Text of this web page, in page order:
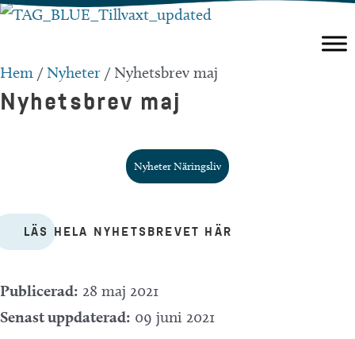
Hoppa
innehåll
Hem / Nyheter / Nyhetsbrev maj
Nyhetsbrev maj
Nyheter Näringsliv
LÄS HELA NYHETSBREVET HÄR
Publicerad: 28 maj 2021
Senast uppdaterad: 09 juni 2021